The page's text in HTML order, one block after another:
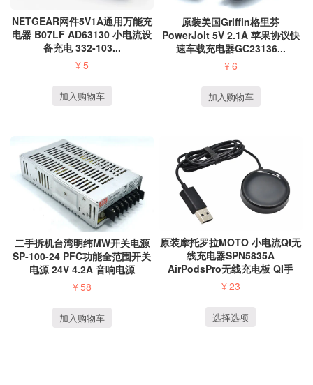
NETGEAR网件5V1A通用万能充
电器 B07LF AD63130 小电流设
备充电 332-103...
¥5
加入购物车
原装美国Griffin格里芬
PowerJolt 5V 2.1A 苹果协议快
速车载充电器GC23136...
¥6
加入购物车
二手拆机台湾明纬MW开关电源
SP-100-24 PFC功能全范围开关
电源 24V 4.2A 音响电源
¥58
加入购物车
原装摩托罗拉MOTO 小电流QI无
线充电器SPN5835A
AirPodsPro无线充电板 QI手
表...
¥23
选择选项